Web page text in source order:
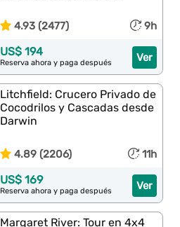
4.93 (2477) 9h
Ver
US$ 194
Reserva ahora y paga después
Litchfield: Crucero Privado de
Cocodrilos y Cascadas desde
Darwin
4.89 (2206) 11h
Ver
US$ 169
Reserva ahora y paga después
Margaret River: Tour en 4x4